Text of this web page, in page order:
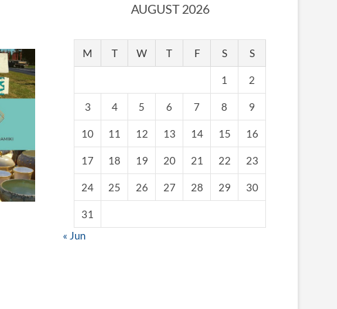
AUGUST 2026
M T W T F S S
1 2
3 4 5 6 7 8 9
10 11 12 13 14 15 16
17 18 19 20 21 22 23
24 25 26 27 28 29 30
31
« Jun